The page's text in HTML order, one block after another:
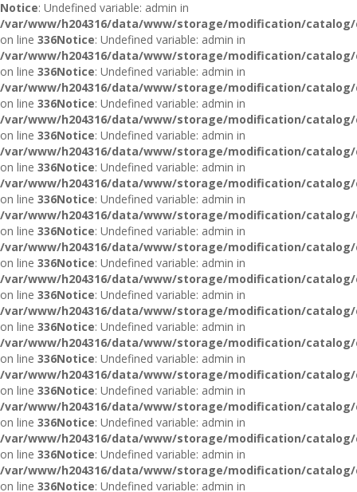
Notice: Undefined variable: admin in
/var/www/h204316/data/www/storage/modification/
on line 336Notice: Undefined variable: admin in
/var/www/h204316/data/www/storage/modification/
on line 336Notice: Undefined variable: admin in
/var/www/h204316/data/www/storage/modification/
on line 336Notice: Undefined variable: admin in
/var/www/h204316/data/www/storage/modification/
on line 336Notice: Undefined variable: admin in
/var/www/h204316/data/www/storage/modification/
on line 336Notice: Undefined variable: admin in
/var/www/h204316/data/www/storage/modification/
on line 336Notice: Undefined variable: admin in
/var/www/h204316/data/www/storage/modification/
on line 336Notice: Undefined variable: admin in
/var/www/h204316/data/www/storage/modification/
on line 336Notice: Undefined variable: admin in
/var/www/h204316/data/www/storage/modification/
on line 336Notice: Undefined variable: admin in
/var/www/h204316/data/www/storage/modification/
on line 336Notice: Undefined variable: admin in
/var/www/h204316/data/www/storage/modification/
on line 336Notice: Undefined variable: admin in
/var/www/h204316/data/www/storage/modification/
on line 336Notice: Undefined variable: admin in
/var/www/h204316/data/www/storage/modification/
on line 336Notice: Undefined variable: admin in
/var/www/h204316/data/www/storage/modification/
on line 336Notice: Undefined variable: admin in
/var/www/h204316/data/www/storage/modification/
on line 336Notice: Undefined variable: admin in